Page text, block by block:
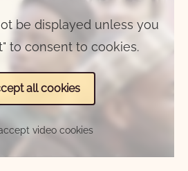
be displayed unless you
to consent to cookies.
all cookies
video cookies